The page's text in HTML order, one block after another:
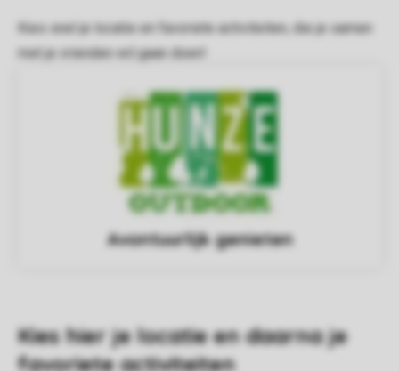
Avontuurlijk genieten
Kies snel je locatie en favoriete activiteiten, die je samen
met je vrienden wil gaan doen!
Kies hier je locatie en daarna je
favoriete activiteiten